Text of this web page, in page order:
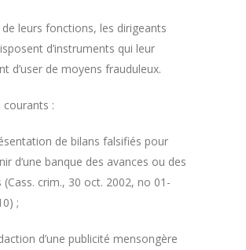
de leurs fonctions, les dirigeants
d’instruments qui leur
d’user de moyens frauduleux.
courants :
de bilans falsifiés pour
d’une banque des avances ou des
(Cass. crim., 30 oct. 2002, no 01-
;
d’une publicité mensongère